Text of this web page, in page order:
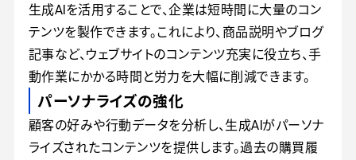
生成AIを活用することで、企業は短時間に大量のコン
テンツを製作できます。これにより、商品説明やブログ
記事など、ウェブサイトのコンテンツ充実に役立ち、手
動作業にかかる時間と労力を大幅に削減できます。
パーソナライズの強化
顧客の好みや行動データを分析し、生成AIがパーソナ
ライズされたコンテンツを提供します。過去の購買履